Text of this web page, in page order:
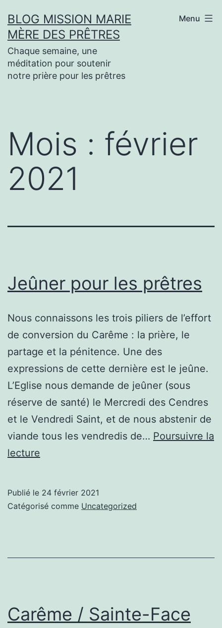
au
contenu
BLOG MISSION MARIE
MÈRE DES PRÊTRES
Chaque semaine, une
méditation pour soutenir
notre prière pour les prêtres
Menu
Mois : février
2021
Jeûner pour les prêtres
Nous connaissons les trois piliers de l’effort
de conversion du Carême : la prière, le
partage et la pénitence. Une des
expressions de cette dernière est le jeûne.
L’Eglise nous demande de jeûner (sous
réserve de santé) le Mercredi des Cendres
et le Vendredi Saint, et de nous abstenir de
viande tous les vendredis de… Poursuivre la
lecture
prêtres
Publié le 24 février 2021
Catégorisé comme Uncategorized
Carême / Sainte-Face